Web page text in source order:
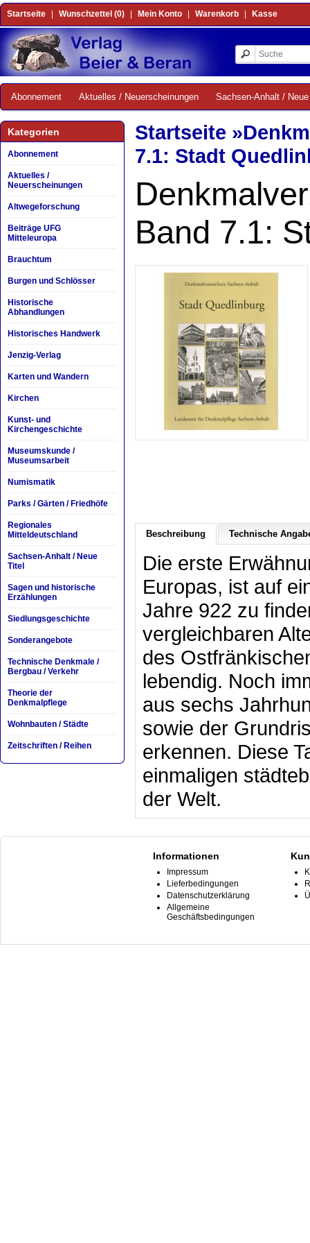
Startseite Wunschzettel (0) Mein Konto Warenkorb Kasse
Abonnement Aktuelles / Neuerscheinungen Sachsen-Anhalt /
Kategorien
Abonnement
Aktuelles /
Neuerscheinungen
Altwegeforschung
Beiträge UFG
Mitteleuropa
Brauchtum
Burgen und Schlösser
Historische
Abhandlungen
Historisches Handwerk
Jenzig-Verlag
Karten und Wandern
Kirchen
Kunst- und
Kirchengeschichte
Museumskunde /
Museumsarbeit
Numismatik
Parks / Gärten / Friedhöfe
Regionales
Mitteldeutschland
Sachsen-Anhalt / Neue
Titel
Sagen und historische
Erzählungen
Siedlungsgeschichte
Sonderangebote
Technische Denkmale /
Bergbau / Verkehr
Theorie der
Denkmalpflege
Wohnbauten / Städte
Zeitschriften / Reihen
Startseite »
7.1: Stadt
Band 7.1:
Beschreibung Technische
Die erste
Europas, ist auf
Jahre 922 zu
vergleichbaren
des
lebendig. Noch
aus sechs
sowie der
erkennen. Diese
einmaligen
der Welt.
Informationen
Impressum
Lieferbedingungen
Datenschutzerklärung
Allgemeine
Geschäftsbedingungen